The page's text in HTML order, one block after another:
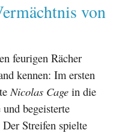
von
feurigen Rächer
kennen: Im ersten
Nicolas Cage in die
begeisterte
Der Streifen spielte